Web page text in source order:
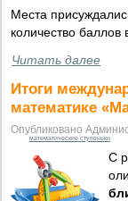
Места
количество
Читать далее
Итоги
математике
Опубликовано
математические ступеньки
С